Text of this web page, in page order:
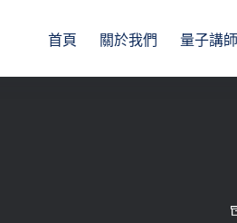
首頁 關於我們 量子講